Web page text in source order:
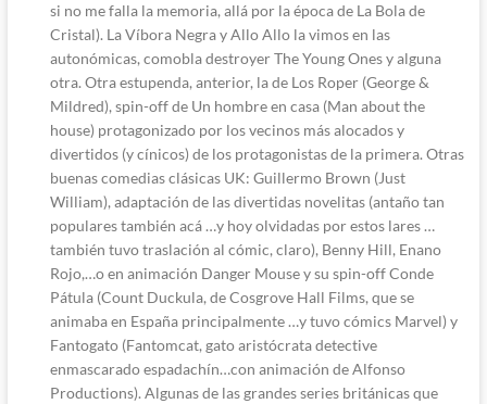
si no me falla la memoria, allá por la época de La Bola de
Cristal). La Víbora Negra y Allo Allo la vimos en las
autonómicas, comobla destroyer The Young Ones y alguna
otra. Otra estupenda, anterior, la de Los Roper (George &
Mildred), spin-off de Un hombre en casa (Man about the
house) protagonizado por los vecinos más alocados y
divertidos (y cínicos) de los protagonistas de la primera. Otras
buenas comedias clásicas UK: Guillermo Brown (Just
William), adaptación de las divertidas novelitas (antaño tan
populares también acá …y hoy olvidadas por estos lares …
también tuvo traslación al cómic, claro), Benny Hill, Enano
Rojo,…o en animación Danger Mouse y su spin-off Conde
Pátula (Count Duckula, de Cosgrove Hall Films, que se
animaba en España principalmente …y tuvo cómics Marvel) y
Fantogato (Fantomcat, gato aristócrata detective
enmascarado espadachín…con animación de Alfonso
Productions). Algunas de las grandes series británicas que